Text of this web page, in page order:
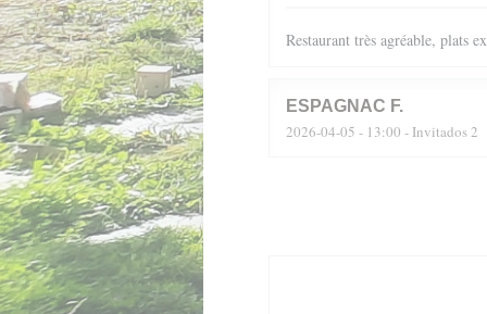
Restaurant très agréable, plats
ESPAGNAC F
2026-04-05 - 13:00 - Invitados 2